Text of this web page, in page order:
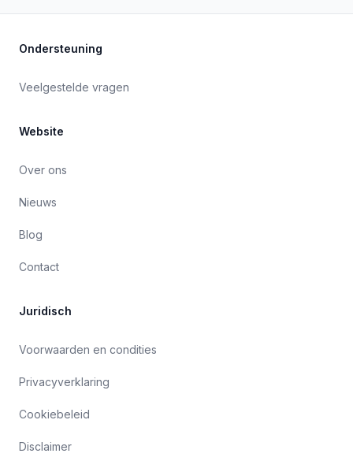
Ondersteuning
Veelgestelde vragen
Website
Over ons
Nieuws
Blog
Contact
Juridisch
Voorwaarden en condities
Privacyverklaring
Cookiebeleid
Disclaimer